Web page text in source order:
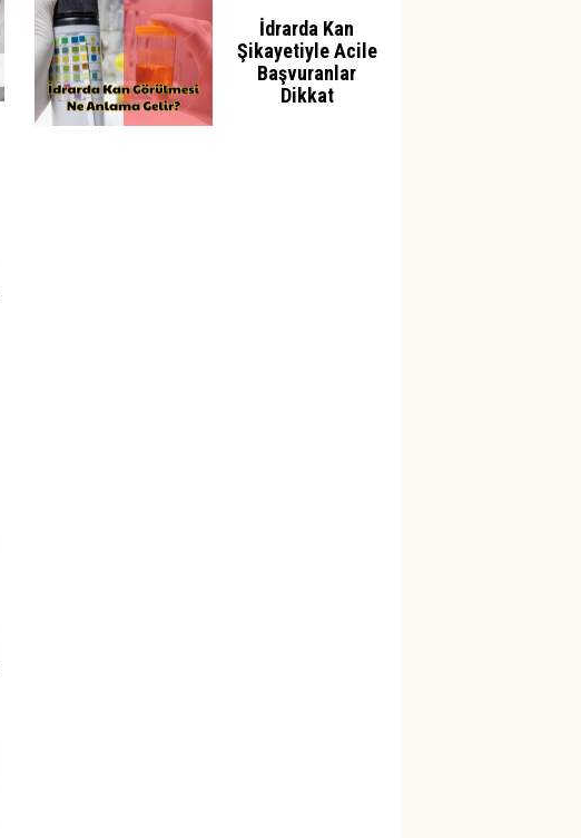
İdrarda Kan
Şikayetiyle Acile
Başvuranlar
Dikkat